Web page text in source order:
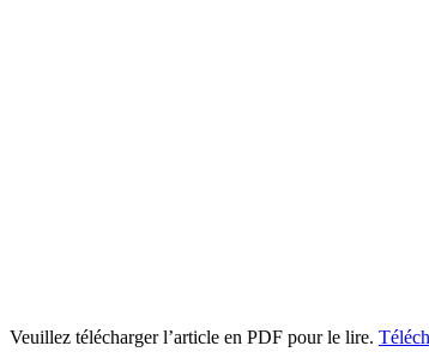
Veuillez télécharger l’article en PDF pour le lire.